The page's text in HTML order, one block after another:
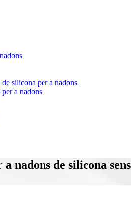
silicona per a nadons
a nadons
nadons de silicona